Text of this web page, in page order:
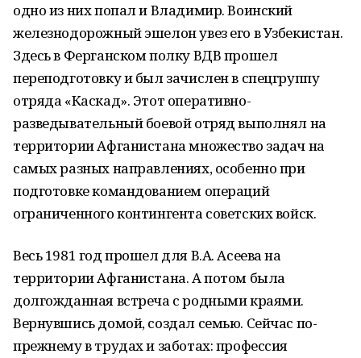
одно из них попал и Владимир. Воинский
железнодорожный эшелон увез его в Узбекистан.
Здесь в Ферганском полку ВДВ прошел
переподготовку и был зачислен в спецгруппу
отряда «Каскад». Этот оперативно-
разведывательный боевой отряд выполнял на
территории Афганистана множество задач на
самых разных направлениях, особенно при
подготовке командованием операций
ограниченного контингента советских войск.
Весь 1981 год прошел для В.А. Асеева на
территории Афганистана. А потом была
долгожданная встреча с родными краями.
Вернувшись домой, создал семью. Сейчас по-
прежнему в трудах и заботах: профессия